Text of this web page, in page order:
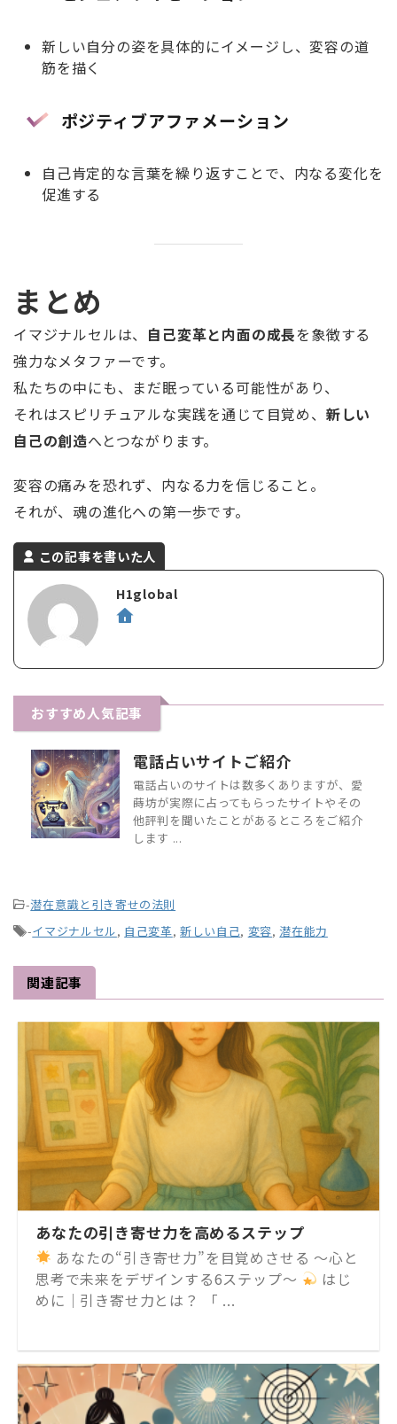
新しい自分の姿を具体的にイメージし、変容の道
筋を描く
ポジティブアファメーション
自己肯定的な言葉を繰り返すことで、内なる変化を
促進する
まとめ
イマジナルセルは、 自己変革と内面の成長を象徴する
強力なメタファーです。
私たちの中にも、まだ眠っている可能性があり、
それはスピリチュアルな実践を通じて目覚め、 新しい
自己の創造へとつながります。
変容の痛みを恐れず、内なる力を信じること。
それが、魂の進化への第一歩です。
この記事を書いた人
H1global
おすすめ人気記事
電話占いサイトご紹介
電話占いのサイトは数多くありますが、愛
蒔坊が実際に占ってもらったサイトやその
他評判を聞いたことがあるところをご紹介
します ...
-潜在意識と引き寄せの法則
-イマジナルセル, 自己変革,新しい自己, 変容, 潜在能力
関連記事
あなたの引き寄せ力を高めるステップ
あなたの“引き寄せ力”を目覚めさせる 〜心と
思考で未来をデザインする6ステップ〜
はじ
めに｜引き寄せ力とは？ 「 ...